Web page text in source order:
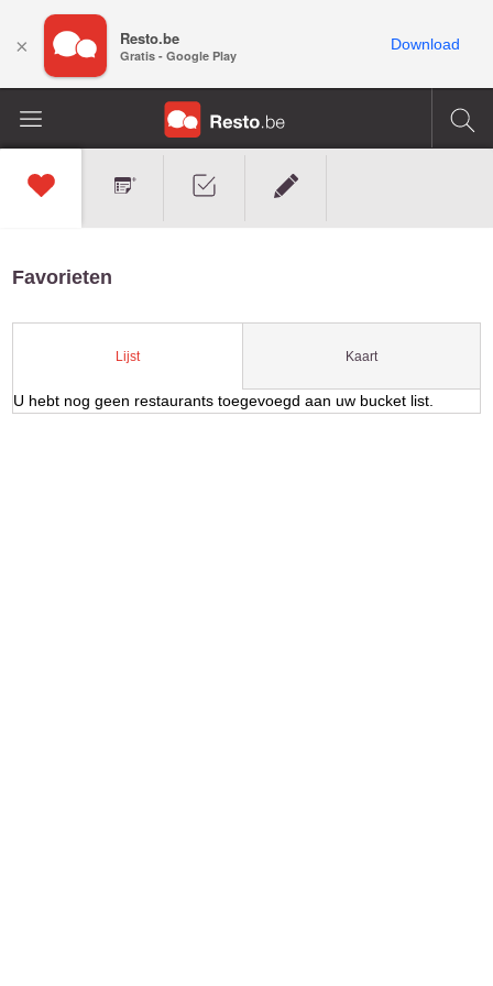
Favorieten
Lijst Kaart
U hebt nog geen restaurants toegevoegd aan uw bucket list.
× Resto.be
Gratis - Google Play
Download